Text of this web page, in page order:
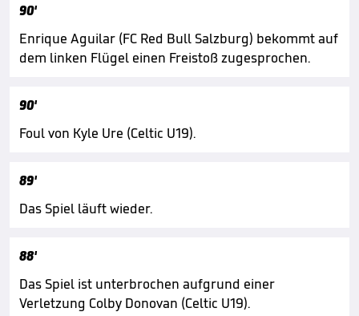
90'
Enrique Aguilar (FC Red Bull Salzburg) bekommt auf
dem linken Flügel einen Freistoß zugesprochen.
90'
Foul von Kyle Ure (Celtic U19).
89'
Das Spiel läuft wieder.
88'
Das Spiel ist unterbrochen aufgrund einer
Verletzung Colby Donovan (Celtic U19).